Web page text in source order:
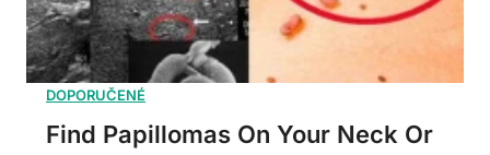
Find Papillomas On Your Neck Or